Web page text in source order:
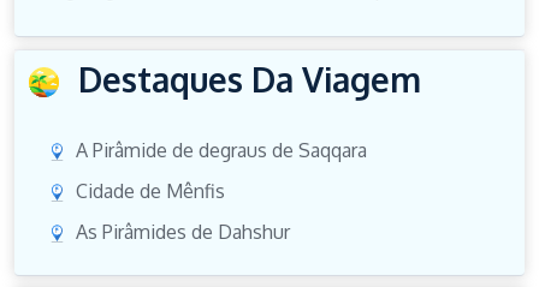
Destaques Da Viagem
A Pirâmide de degraus de Saqqara
Cidade de Mênfis
As Pirâmides de Dahshur